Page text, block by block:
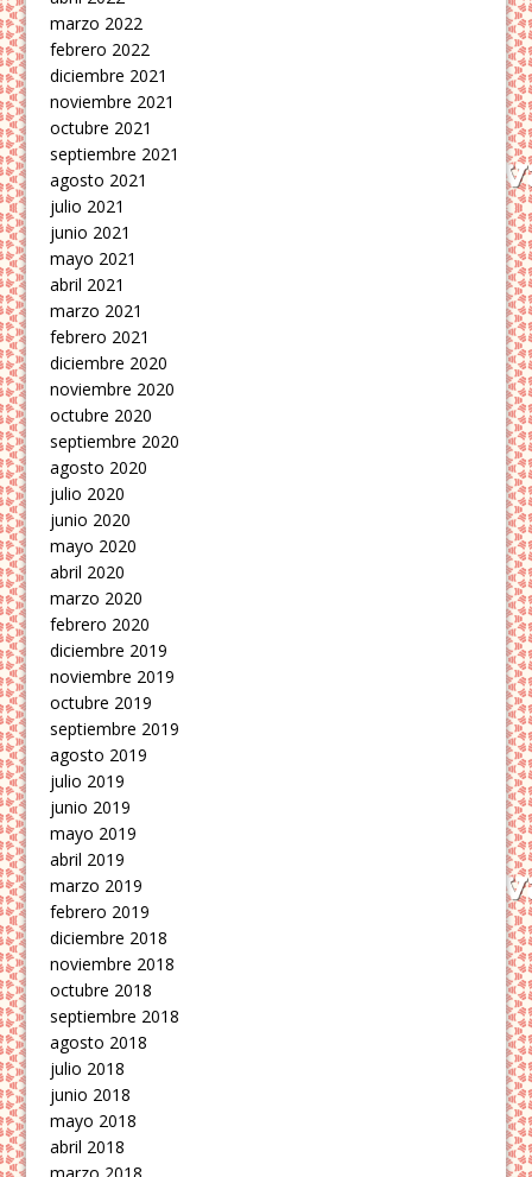
marzo 2022
febrero 2022
diciembre 2021
noviembre 2021
octubre 2021
septiembre 2021
agosto 2021
julio 2021
junio 2021
mayo 2021
abril 2021
marzo 2021
febrero 2021
diciembre 2020
noviembre 2020
octubre 2020
septiembre 2020
agosto 2020
julio 2020
junio 2020
mayo 2020
abril 2020
marzo 2020
febrero 2020
diciembre 2019
noviembre 2019
octubre 2019
septiembre 2019
agosto 2019
julio 2019
junio 2019
mayo 2019
abril 2019
marzo 2019
febrero 2019
diciembre 2018
noviembre 2018
octubre 2018
septiembre 2018
agosto 2018
julio 2018
junio 2018
mayo 2018
abril 2018